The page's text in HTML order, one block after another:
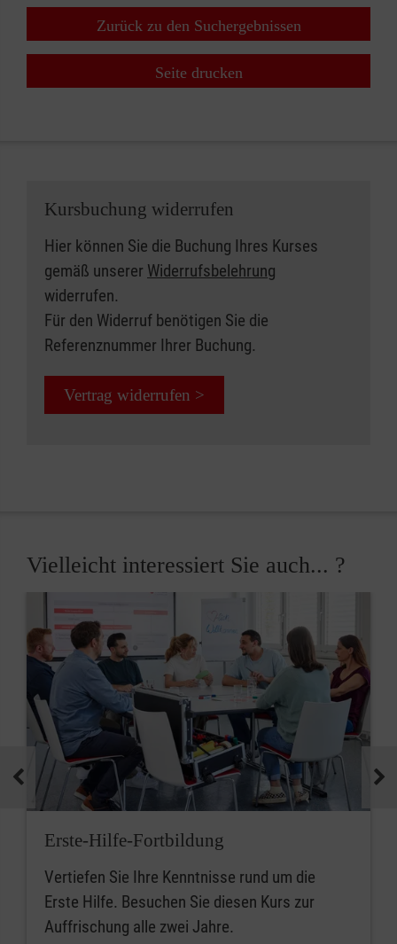
Zurück zu den Suchergebnissen
Seite drucken
Kursbuchung widerrufen
Hier können Sie die Buchung Ihres Kurses
gemäß unserer Widerrufsbelehrung
widerrufen.
Für den Widerruf benötigen Sie die
Referenznummer Ihrer Buchung.
Vertrag widerrufen >
Vielleicht interessiert Sie auch... ?
Erste-Hilfe-Fortbildung
Vertiefen Sie Ihre Kenntnisse rund um die
Erste Hilfe. Besuchen Sie diesen Kurs zur
Auffrischung alle zwei Jahre.